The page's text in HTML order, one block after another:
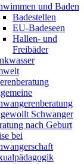
und Baden
Badestellen
EU-Badeseen
Hallen- und
Freibäder
Schwanger
nach Geburt
bei